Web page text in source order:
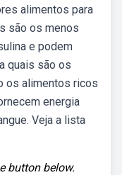
alimentos para
são os menos
e podem
quais são os
os alimentos ricos
energia
Veja a lista
button below.